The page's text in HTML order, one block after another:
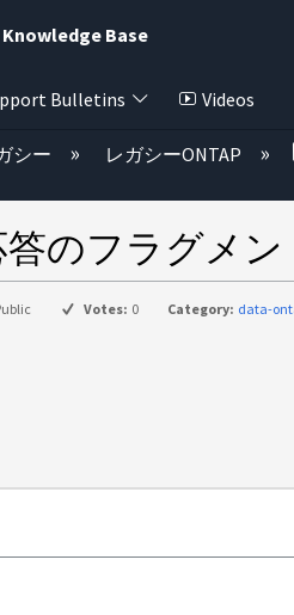
Knowledge Base
Bulletins Videos
層を展開/折りたたむ
シー レガシーONTAP
答のフラグメ
Votes: 0 Category: data-